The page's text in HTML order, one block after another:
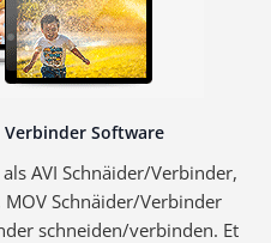
Verbinder Software
AVI Schnäider/Verbinder,
Schnäider/Verbinder
schneiden/verbinden. Et